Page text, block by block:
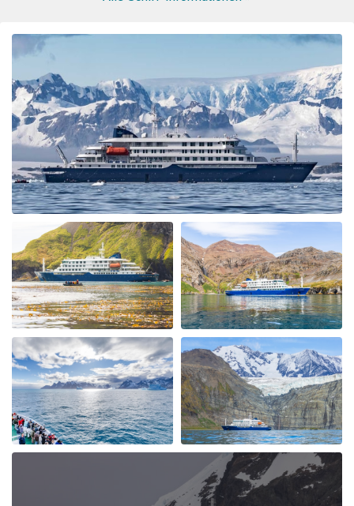
ongeloofelijke ervaring
My Second Oceanwide Expedition!
durch John Zingrich Die Arktis
My August 2025 Arctic adventure was my second trip
with Oceanwide Expeditions. The first was aboard the
Plancius, this trip aboard the Hondius. It was no
surprise that this trip far exceeded all expectations for
comfort, delicious meals, and exciting adventures
ashore. The top notch expedition staff is knowledgable
and professional citing detailed information about
wildlife, terrain, and other aspects of the environment.
Daily lectures were informative and captivating.
Additionally, interactions with all other crew, dining,